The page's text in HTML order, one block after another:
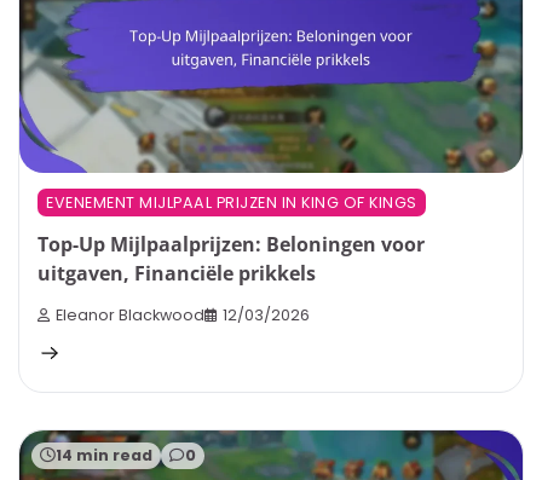
EVENEMENT MIJLPAAL PRIJZEN IN KING OF KINGS
Top-Up Mijlpaalprijzen: Beloningen voor
uitgaven, Financiële prikkels
Eleanor Blackwood 12/03/2026
14 min read 0